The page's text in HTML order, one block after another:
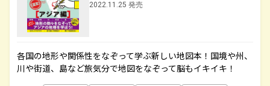
2022.11.25 発売
各国の地形や関係性をなぞって学ぶ新しい地図本！国境や州、
川や街道、島など旅気分で地図をなぞって脳もイキイキ！